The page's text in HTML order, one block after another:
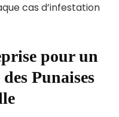
cas d’infestation
pour un
Punaises